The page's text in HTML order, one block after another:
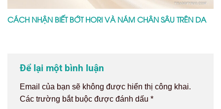
CÁCH NHẬN BIẾT BỚT HORI VÀ NÁM CHÂN SÂU TRÊN DA
Để lại một bình luận
Email của bạn sẽ không được hiển thị công khai.
Các trường bắt buộc được đánh dấu *